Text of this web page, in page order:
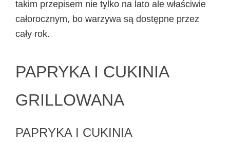
takim przepisem nie tylko na lato ale właściwie
całorocznym, bo warzywa są dostępne przez
cały rok.
PAPRYKA I CUKINIA
GRILLOWANA
PAPRYKA I CUKINIA